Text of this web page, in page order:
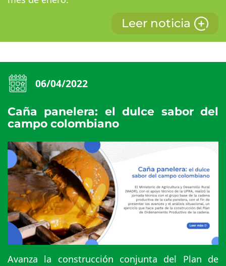
Leer noticia
06/04/2022
Caña panelera: el dulce sabor del
campo colombiano
Avanza la construcción conjunta del Plan de